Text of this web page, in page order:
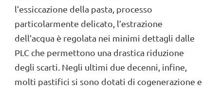
l’essiccazione della pasta, processo
particolarmente delicato, l’estrazione
dell’acqua è regolata nei minimi dettagli dalle
PLC che permettono una drastica riduzione
degli scarti. Negli ultimi due decenni, infine,
molti pastifici si sono dotati di cogenerazione e